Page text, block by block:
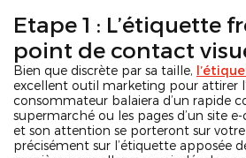
Etape 1 : L’étiquette
point de contact
Bien que discrète par sa taille,
excellent outil marketing pour attirer
consommateur balaiera d’un rapide
supermarché ou les pages d’un site
et son attention se porteront sur
précisément sur l’étiquette apposée